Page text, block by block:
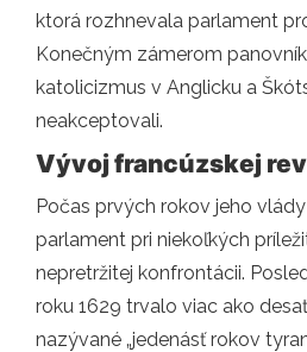
ktorá rozhnevala parlament
Konečným zámerom
katolicizmus v Anglicku a
neakceptovali.
Vývoj francúzskej
Počas prvých rokov jeho
parlament pri niekoľkých
nepretržitej konfrontácii.
roku 1629 trvalo viac ako
nazývané „jedenásť rokov